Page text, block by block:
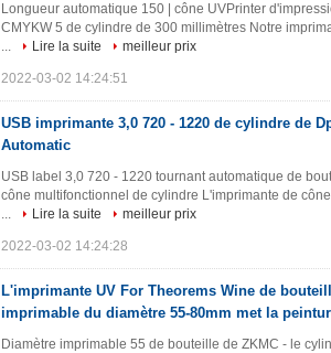
Longueur automatique 150 | cône UVPrinter
CMYKW 5 de cylindre de 300 millimètres Notre
...
Lire la suite meilleur prix
2022-03-02 14:24:51
USB imprimante 3,0 720 - 1220 de cylindre de
Automatic
USB label 3,0 720 - 1220 tournant automatique de
cône multifonctionnel de cylindre L'imprimante de
...
Lire la suite meilleur prix
2022-03-02 14:24:28
L'imprimante UV For Theorems Wine de
imprimable du diamètre 55-80mm met la
Diamètre imprimable 55 de bouteille de ZKMC - le